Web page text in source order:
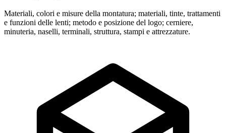
Materiali, colori e misure della montatura; materiali, tinte, trattamenti
e funzioni delle lenti; metodo e posizione del logo; cerniere,
minuteria, naselli, terminali, struttura, stampi e attrezzature.